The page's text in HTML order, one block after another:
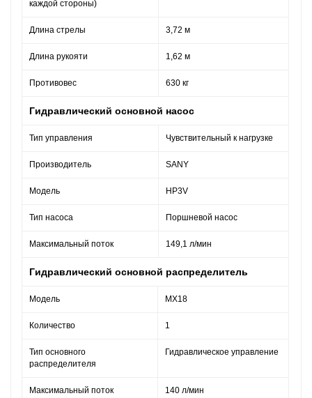
каждой стороны)
Длина стрелы 3,72 м
Длина рукояти 1,62 м
Противовес 630 кг
Гидравлический основной насос
Тип управления Чувствительный к нагрузке
Производитель SANY
Модель HP3V
Тип насоса Поршневой насос
Максимальный поток 149,1 л/мин
Гидравлический основной распределитель
Модель MX18
Количество 1
Тип основного
распределителя
Гидравлическое управление
Максимальный поток 140 л/мин